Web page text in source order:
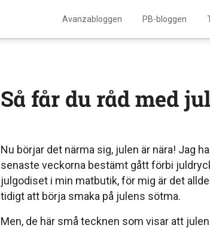
Avanzabloggen PB-bloggen
Så får du råd med
Nu börjar det närma sig, julen är nära! Jag
senaste veckorna bestämt gått förbi
julgodiset i min matbutik, för mig är det
tidigt att börja smaka på julens sötma.
Men, de här små tecknen som visar att julen